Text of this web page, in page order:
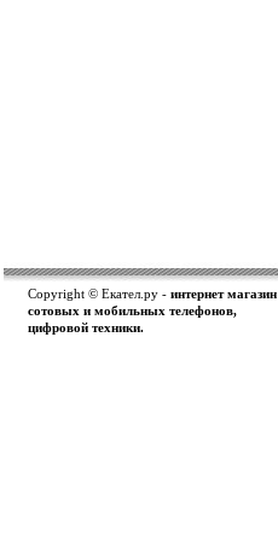
Copyright © Екател.ру - интернет магазин
сотовых и мобильных телефонов,
цифровой техники.